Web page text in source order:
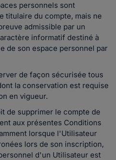
personnels sont
titulaire du compte, mais ne
admissible par un
informatif destiné à
de son espace personnel par
de façon sécurisée tous
la conservation est requise
en vigueur.
de supprimer le compte de
aux présentes Conditions
lorsque l'Utilisateur
lors de son inscription,
d'un Utilisateur est